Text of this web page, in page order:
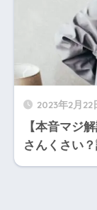
2023年2月22
【本音マジ
さんくさい